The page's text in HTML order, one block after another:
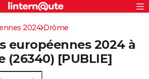
S'inscrire
Connexion
2024 Drôme
européennes 2024 à
(26340) [PUBLIE]